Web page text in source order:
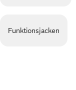
Funktionsjacken